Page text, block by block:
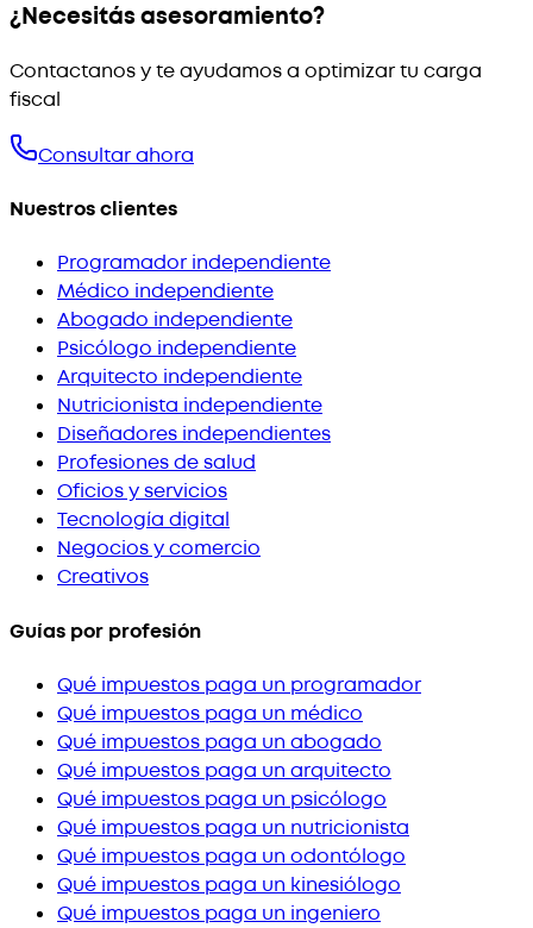
¿Necesitás asesoramiento?
Contactanos y te ayudamos a optimizar tu carga
fiscal
Consultar ahora
Nuestros clientes
Programador independiente
Médico independiente
Abogado independiente
Psicólogo independiente
Arquitecto independiente
Nutricionista independiente
Diseñadores independientes
Profesiones de salud
Oficios y servicios
Tecnología digital
Negocios y comercio
Creativos
Guías por profesión
Qué impuestos paga un programador
Qué impuestos paga un médico
Qué impuestos paga un abogado
Qué impuestos paga un arquitecto
Qué impuestos paga un psicólogo
Qué impuestos paga un nutricionista
Qué impuestos paga un odontólogo
Qué impuestos paga un kinesiólogo
Qué impuestos paga un ingeniero